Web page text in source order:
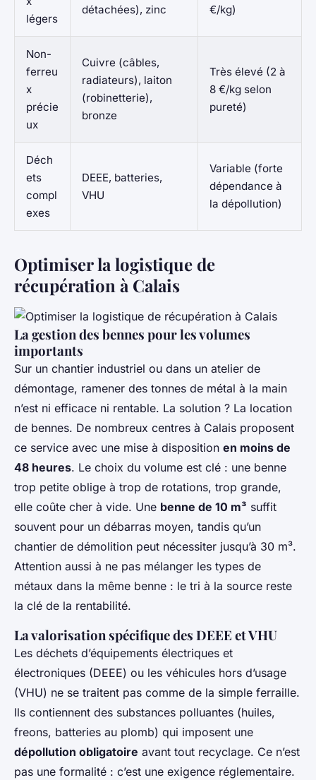
légers
détachées), zinc €/kg)
Non-
ferreu
x
précie
ux
Cuivre (câbles,
radiateurs), laiton
(robinetterie),
bronze
Très élevé (2 à
8 €/kg selon
pureté)
Déch
ets
compl
exes
DEEE, batteries,
VHU
Variable (forte
dépendance à
la dépollution)
Optimiser la logistique de
récupération à Calais
La gestion des bennes pour les volumes
importants
Sur un chantier industriel ou dans un atelier de
démontage, ramener des tonnes de métal à la main
n’est ni efficace ni rentable. La solution ? La location
de bennes. De nombreux centres à Calais proposent
ce service avec une mise à disposition en moins de
48 heures. Le choix du volume est clé : une benne
trop petite oblige à trop de rotations, trop grande,
elle coûte cher à vide. Une benne de 10 m³ suffit
souvent pour un débarras moyen, tandis qu’un
chantier de démolition peut nécessiter jusqu’à 30 m³.
Attention aussi à ne pas mélanger les types de
métaux dans la même benne : le tri à la source reste
la clé de la rentabilité.
La valorisation spécifique des DEEE et VHU
Les déchets d’équipements électriques et
électroniques (DEEE) ou les véhicules hors d’usage
(VHU) ne se traitent pas comme de la simple ferraille.
Ils contiennent des substances polluantes (huiles,
freons, batteries au plomb) qui imposent une
dépollution obligatoire avant tout recyclage. Ce n’est
pas une formalité : c’est une exigence réglementaire.